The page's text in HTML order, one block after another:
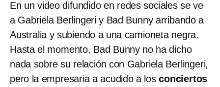
En un video difundido en redes sociales se ve
a Gabriela Berlingeri y Bad Bunny arribando a
Australia y subiendo a una camioneta negra.
Hasta el momento, Bad Bunny no ha dicho
nada sobre su relación con Gabriela Berlingeri,
pero la empresaria a acudido a losconciertos